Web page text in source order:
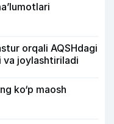
orqali AQSHdagi
va joylashtiriladi
ko‘p maosh